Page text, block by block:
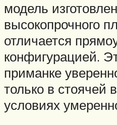
модель
высокопрочного
отличается
конфигурацией.
приманке
только в стоячей
условиях